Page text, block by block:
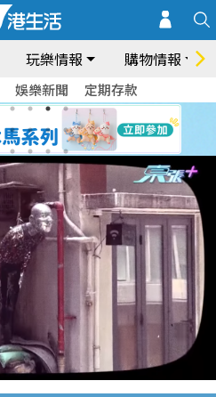
玩樂情報 購物情報
娛樂新聞 定期存款